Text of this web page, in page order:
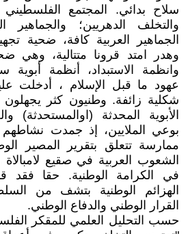
سلاح بدائي. المجتمع
والتخلف الدهريين؛
الجماهير العربية كافة، ضحية
وهدر امتد قرونا متتالية، وهي
وانظمة الاستبداد، أنظمة أبوية
عهود ما قبل الإسلام ، أدخلت
شكلية زائفة. وطنيون كثر يجهلون
الأبوية المحدثة (اوالمستحدثة)
بوعي الملايين، إذ جمدت
ممارسة تتعلق بتقرير المصير
الشعوب العربية في صقيع
في الكرامة الوطنية. حقا فقد
الهزائم الوطنية بتشف من
القرار الوطني والدفاع الوطني.
حسب التحليل العلمي للمقكر